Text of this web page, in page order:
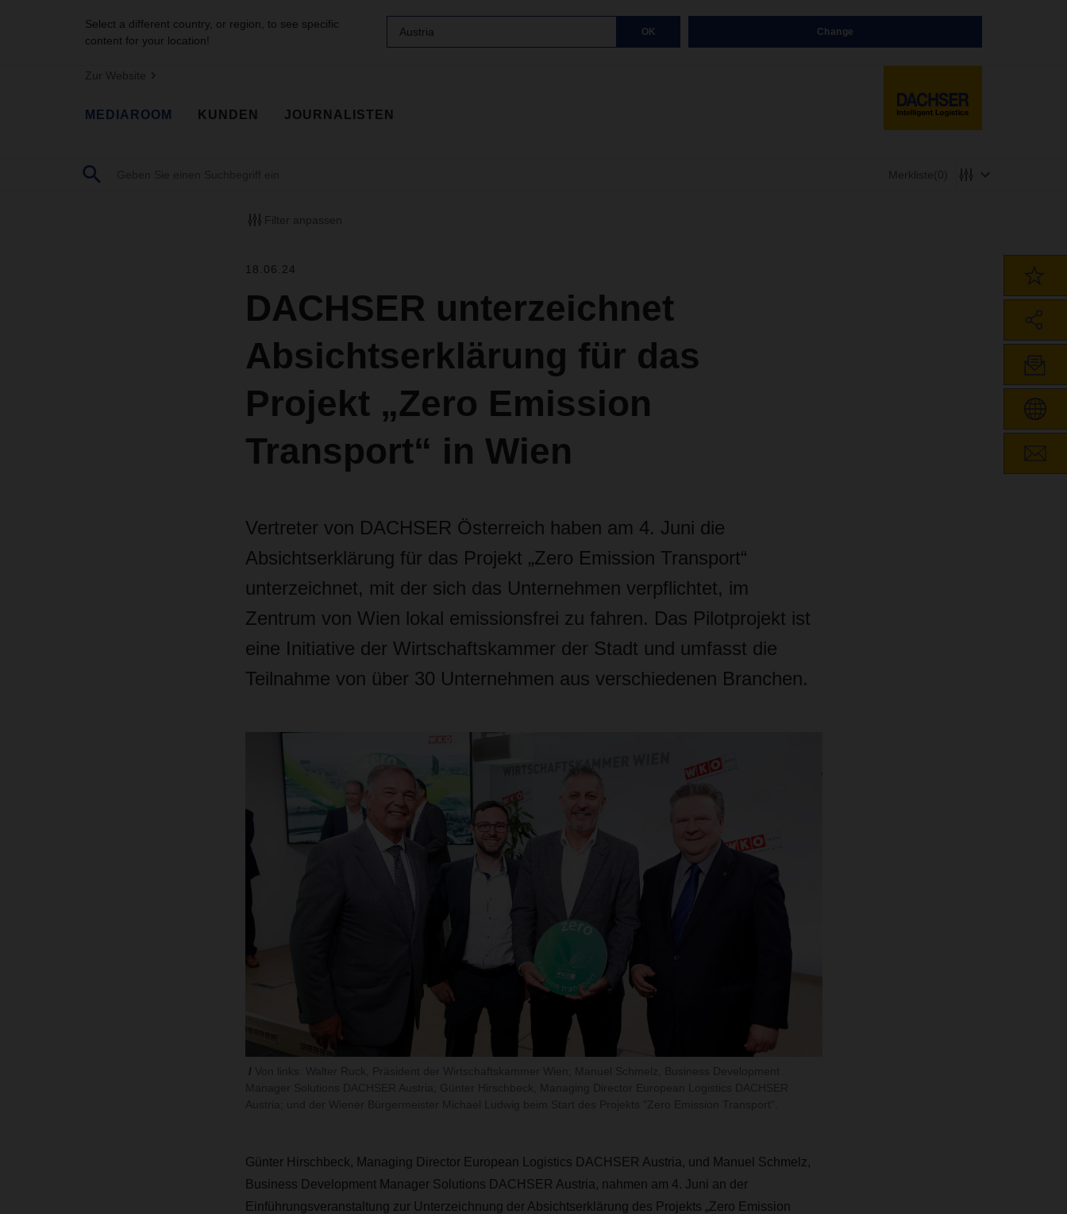
Select a different country, or region, to see specific
content for your location!
Austria OK Change
Zur Website
MEDIAROOM KUNDEN JOURNALISTEN
Merkliste(0)
Filter anpassen
18.06.24
DACHSER unterzeichnet
Absichtserklärung für das
Projekt „Zero Emission
Transport“ in Wien
Vertreter von DACHSER Österreich haben am 4. Juni die
Absichtserklärung für das Projekt „Zero Emission Transport“
unterzeichnet, mit der sich das Unternehmen verpflichtet, im
Zentrum von Wien lokal emissionsfrei zu fahren. Das Pilotprojekt ist
eine Initiative der Wirtschaftskammer der Stadt und umfasst die
Teilnahme von über 30 Unternehmen aus verschiedenen Branchen.
Günter Hirschbeck, Managing Director European Logistics DACHSER Austria, und Manuel Schmelz,
Business Development Manager Solutions DACHSER Austria, nahmen am 4. Juni an der
Einführungsveranstaltung zur Unterzeichnung der Absichtserklärung des Projekts „Zero Emission